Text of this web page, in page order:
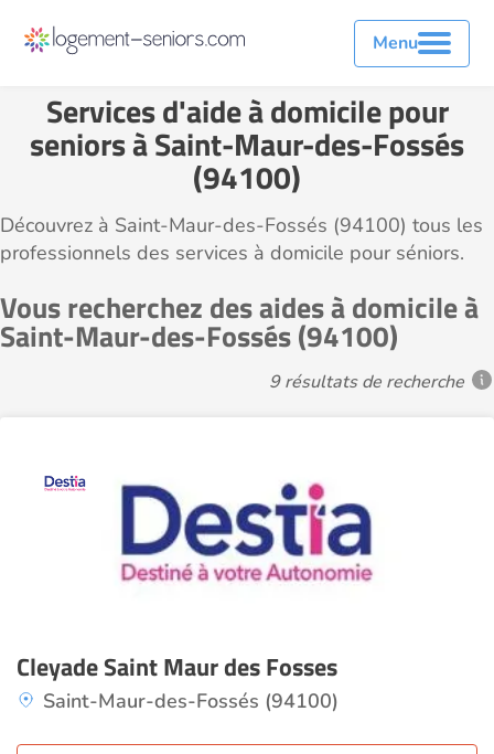
Menu
Services d'aide à domicile pour
seniors à Saint-Maur-des-Fossés
(94100)
Découvrez à Saint-Maur-des-Fossés (94100) tous les
professionnels des services à domicile pour séniors.
Vous recherchez des aides à domicile à
Saint-Maur-des-Fossés (94100)
9 résultats de recherche
Cleyade Saint Maur des Fosses
Saint-Maur-des-Fossés (94100)